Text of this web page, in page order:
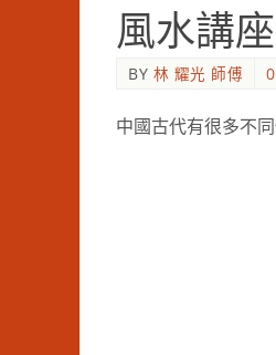
風水講
BY 林 耀光 師傅
中國古代有很多不同